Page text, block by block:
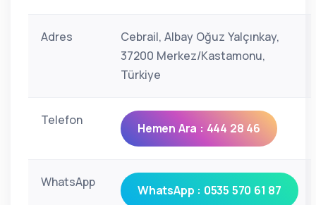
Adres
Cebrail, Albay Oğuz Yalçınkay,
37200 Merkez/Kastamonu,
Türkiye
Telefon
Hemen Ara : 444 28 46
WhatsApp
WhatsApp : 0535 570 61 87